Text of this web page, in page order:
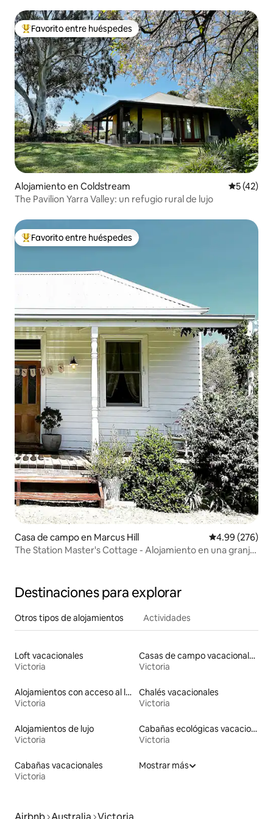
Favorito entre huéspedes preferido
Favorito entre huéspedes
Alojamiento en Coldstream
5 (42)
The Pavilion Yarra Valley: un refugio rural de lujo
Favorito entre huéspedes preferido
Favorito entre huéspedes
Casa de campo en Marcus Hill Calificación
4.99 (276)
The Station Master's Cottage - Alojamiento en una granja
Destinaciones para explorar
Otros tipos de alojamientos Actividades
Loft vacacionales
Victoria
Casas de campo vacacionales
Victoria
Alojamientos con acceso al lago
Victoria
Chalés vacacionales
Victoria
Alojamientos de lujo
Victoria
Cabañas ecológicas vacacionales
Victoria
Cabañas vacacionales
Victoria
Mostrar más